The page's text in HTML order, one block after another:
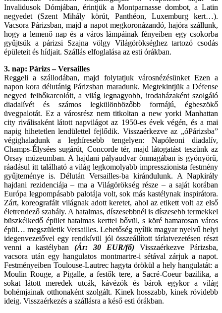
Invalidusok Dómjában, érintjük a Montparnasse dombot, a Latin
negyedet (Szent Mihály körút, Panthéon, Luxemburg kert…).
Vacsora Párizsban, majd a napot megkoronázandó, hajóra szállunk,
hogy a lemenő nap és a város lámpáinak fényeiben egy csokorba
gyűjtsük a párizsi Szajna völgy Világörökséghez tartozó csodás
épületeit és hídjait. Szállás elfoglalása az esti órákban.
3. nap: Párizs – Versailles
Reggeli a szállodában, majd folytatjuk városnézésünket Ezen a
napon kora délutánig Párizsban maradunk. Megtekintjük a Défense
negyed felhőkarcolóit, a világ legnagyobb, irodaházaként szolgáló
diadalívét és számos legkülönbözőbb formájú, égbeszökő
üvegpalotát. Ez a városrész nem titkoltan a new yorki Manhattan
city riválisaként látott napvilágot az 1950-es évek végén, és a mai
napig hihetetlen lendülettel fejlődik. Visszaérkezve az „óPárizsba”
végighaladunk a leghíresebb tengelyen: Napóleoni diadalív,
Champs-Élysées sugárút, Concorde tér, majd látogatást teszünk az
Orsay múzeumban. A hajdani pályaudvar önmagában is gyönyörű,
ráadásul itt található a világ legkomolyabb impresszionista festmény
gyűjteménye is. Délután Versailles-ba kirándulunk. A Napkirály
hajdani rezidenciája – ma a Világörökség része – a saját korában
Európa legpompásabb palotája volt, sok más kastélynak inspirátora.
Zárt, koreografált világnak adott keretet, ahol az etikett volt az első
életrendező szabály. A hatalmas, díszesebbnél is díszesebb termekkel
büszkélkedő épület hatalmas kerttel bővül, s köré hamarosan város
épül… megszületik Versailles. Lehetőség nyílik magyar nyelvű helyi
idegenvezetővel egy rendkívül jól összeállított tárlatvezetésen részt
venni a kastélyban (Ár: 30 EUR/fő) Visszaérkezve Párizsba,
vacsora után egy hangulatos montmartre-i sétával zárjuk a napot.
Festményeiben Toulouse-Lautrec hagyta örökül a hely hangulatát: a
Moulin Rouge, a Pigalle, a festők tere, a Sacré-Coeur bazilika, a
sokat látott meredek utcák, kávézók és bárok egykor a világ
bohémjainak otthonaként szolgált. Kinek hosszabb, kinek rövidebb
ideig. Visszaérkezés a szállásra a késő esti órákban.